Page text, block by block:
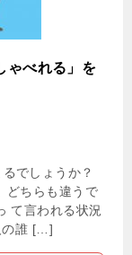
ゃべれる」を
でしょうか？
どちらも違うで
て言われる状況
の誰 […]